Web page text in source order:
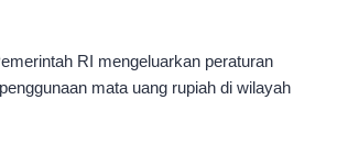
RI mengeluarkan peraturan
mata uang rupiah di wilayah